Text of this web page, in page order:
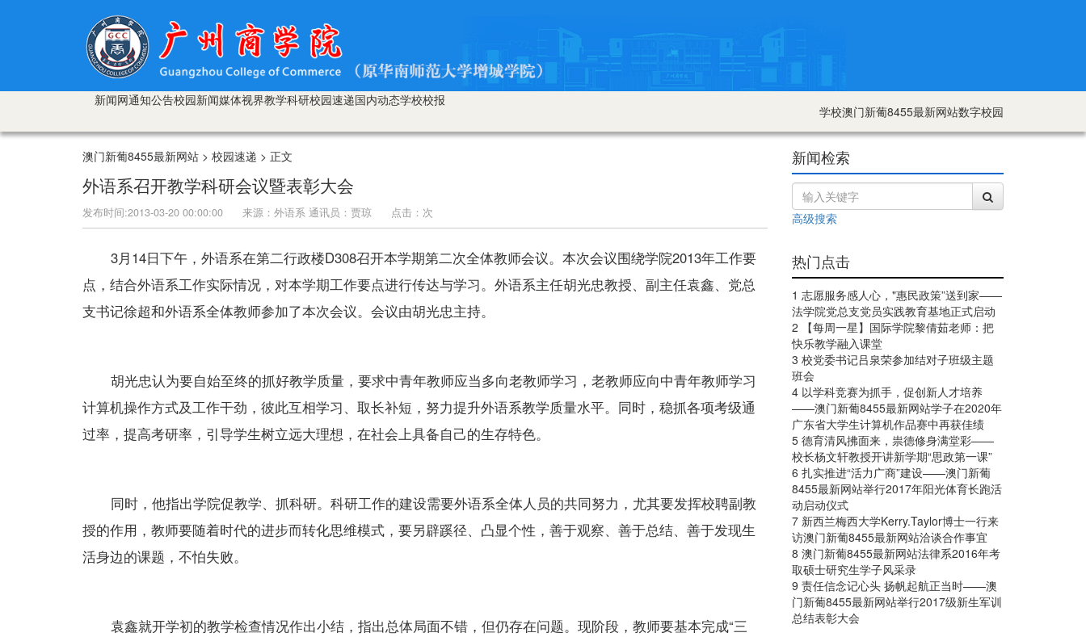
新闻网通知公告校园新闻媒体视界教学科研校园速递国内动态学校校报
学校澳门新葡8455最新网站数字校园
澳门新葡8455最新网站 > 校园速递 > 正文
外语系召开教学科研会议暨表彰大会
发布时间:2013-03-20 00:00:00 来源：外语系 通讯员：贾琼 点击： 次
3月14日下午，外语系在第二行政楼D308召开本学期第二次全体教师会议。本次会议围绕学院2013年工作要
点，结合外语系工作实际情况，对本学期工作要点进行传达与学习。外语系主任胡光忠教授、副主任袁鑫、党总
支书记徐超和外语系全体教师参加了本次会议。会议由胡光忠主持。
胡光忠认为要自始至终的抓好教学质量，要求中青年教师应当多向老教师学习，老教师应向中青年教师学习
计算机操作方式及工作干劲，彼此互相学习、取长补短，努力提升外语系教学质量水平。同时，稳抓各项考级通
过率，提高考研率，引导学生树立远大理想，在社会上具备自己的生存特色。
同时，他指出学院促教学、抓科研。科研工作的建设需要外语系全体人员的共同努力，尤其要发挥校聘副教
授的作用，教师要随着时代的进步而转化思维模式，要另辟蹊径、凸显个性，善于观察、善于总结、善于发现生
活身边的课题，不怕失败。
袁鑫就开学初的教学检查情况作出小结，指出总体局面不错，但仍存在问题。现阶段，教师要基本完成“三
新闻检索
高级搜索
热门点击
1 志愿服务感人心，"惠民政策”送到家——
法学院党总支党员实践教育基地正式启动
2 【每周一星】国际学院黎倩茹老师：把
快乐教学融入课堂
3 校党委书记吕泉荣参加结对子班级主题
班会
4 以学科竞赛为抓手，促创新人才培养
——澳门新葡8455最新网站学子在2020年
广东省大学生计算机作品赛中再获佳绩
5 德育清风拂面来，祟德修身满堂彩——
校长杨文轩教授开讲新学期“思政第一课”
6 扎实推进“活力广商”建设——澳门新葡
8455最新网站举行2017年阳光体育长跑活
动启动仪式
7 新西兰梅西大学Kerry.Taylor博士一行来
访澳门新葡8455最新网站洽谈合作事宜
8 澳门新葡8455最新网站法律系2016年考
取硕士研究生学子风采录
9 责任信念记心头 扬帆起航正当时——澳
门新葡8455最新网站举行2017级新生军训
总结表彰大会